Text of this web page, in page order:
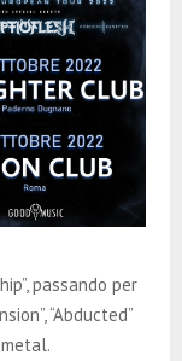
passando per
“Abducted”